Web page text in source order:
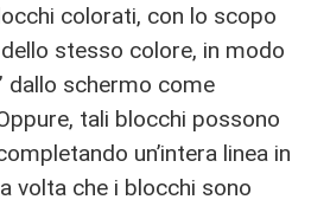
colorati, con lo scopo
stesso colore, in modo
dallo schermo come
tali blocchi possono
un’intera linea in
volta che i blocchi sono